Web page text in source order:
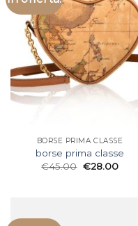
BORSE PRIMA CLASSE
borse prima classe
€45.00 €28.00